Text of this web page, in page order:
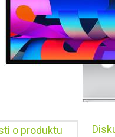
o produktu